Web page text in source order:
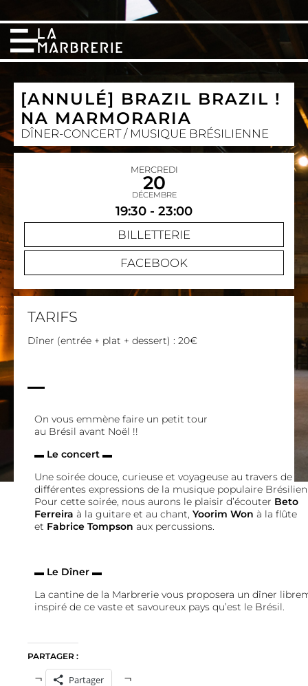
[ANNULÉ] BRAZIL BRAZIL !
NA MARMORARIA
DÎNER-CONCERT / MUSIQUE BRÉSILIENNE
MERCREDI
20
DÉCEMBRE
19:30 - 23:00
BILLETTERIE
FACEBOOK
TARIFS
Dîner (entrée + plat + dessert) : 20€
On vous emmène faire un petit tour
au Brésil avant Noël !!
▬ Le concert ▬
Une soirée douce, curieuse et voyageuse au travers de
différentes expressions de la musique populaire
Pour cette soirée, nous aurons le plaisir d’écouter Beto
Ferreira à la guitare et au chant, Yoorim Won à la flûte
et Fabrice Tompson aux percussions.
▬ Le Dîner ▬
La cantine de la Marbrerie vous proposera un dîner
inspiré de ce vaste et savoureux pays qu’est le Brésil.
PARTAGER :
Partager